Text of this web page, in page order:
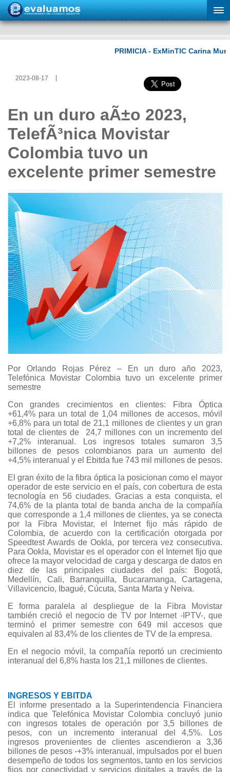
2023-08-17
En un duro aÃ±o 2023,
TelefÃ³nica Movistar
Colombia tuvo un
excelente primer semestre
Por Orlando Rojas Pérez – En un duro año 2023,
Telefónica Movistar Colombia tuvo un excelente primer
semestre
Con grandes crecimientos en clientes: Fibra Óptica
+61,4% para un total de 1,04 millones de accesos, móvil
+6,8% para un total de 21,1 millones de clientes y un gran
total de clientes de 24,7 millones con un incremento del
+7,2% interanual. Los ingresos totales sumaron 3,5
billones de pesos colombianos para un aumento del
+4,5% interanual y el Ebitda fue 743 mil millones de pesos.
El gran éxito de la fibra óptica la posicionan como el mayor
operador de este servicio en el país, con cobertura de esta
tecnología en 56 ciudades. Gracias a esta conquista, el
74,6% de la planta total de banda ancha de la compañía
que corresponde a 1,4 millones de clientes, ya se conecta
por la Fibra Movistar, el Internet fijo más rápido de
Colombia, de acuerdo con la certificación otorgada por
Speedtest Awards de Ookla, por tercera vez consecutiva.
Para Ookla, Movistar es el operador con el Internet fijo que
ofrece la mayor velocidad de carga y descarga de datos en
diez de las principales ciudades del país: Bogotá,
Medellín, Cali, Barranquilla, Bucaramanga, Cartagena,
Villavicencio, Ibagué, Cúcuta, Santa Marta y Neiva.
E forma paralela al despliegue de la Fibra Movistar
también creció el negocio de TV por Internet -IPTV-, que
terminó el primer semestre con 649 mil accesos que
equivalen al 83,4% de los clientes de TV de la empresa.
En el negocio móvil, la compañía reportó un crecimiento
interanual del 6,8% hasta los 21,1 millones de clientes.
INGRESOS Y EBITDA
El informe presentado a la Superintendencia Financiera
indica que Telefónica Movistar Colombia concluyó junio
con ingresos totales de operación por 3,5 billones de
pesos, con un incremento interanual del 4,5%. Los
ingresos provenientes de clientes ascendieron a 3,36
billones de pesos -+3% interanual, impulsados por el buen
desempeño de todos los segmentos, tanto en los servicios
fijos por conectividad y servicios digitales a través de la